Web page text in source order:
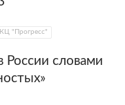
"Прогресс"
России словами